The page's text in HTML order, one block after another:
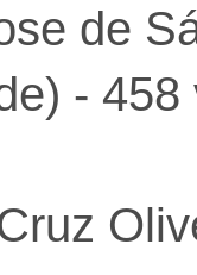
de
- 458